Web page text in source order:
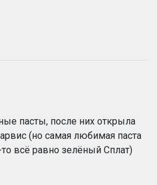
пасты, после них открыла
(но самая любимая паста
всё равно зелёный Сплат)